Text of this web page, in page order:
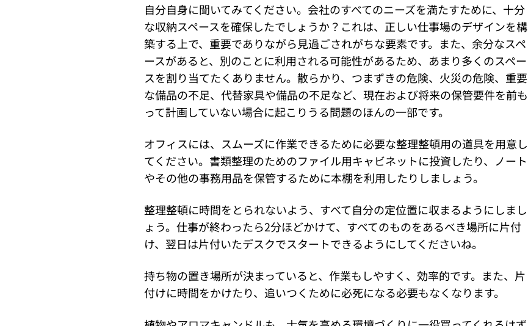
自分自身に聞いてみてください。会社のすべてのニーズを満たすために、十分
な収納スペースを確保したでしょうか？これは、正しい仕事場のデザインを構
築する上で、重要でありながら見過ごされがちな要素です。また、余分なスペ
ースがあると、別のことに利用される可能性があるため、あまり多くのスペー
スを割り当てたくありません。散らかり、つまずきの危険、火災の危険、重要
な備品の不足、代替家具や備品の不足など、現在および将来の保管要件を前も
って計画していない場合に起こりうる問題のほんの一部です。
オフィスには、スムーズに作業できるために必要な整理整頓用の道具を用意し
てください。書類整理のためのファイル用キャビネットに投資したり、ノート
やその他の事務用品を保管するために本棚を利用したりしましょう。
整理整頓に時間をとられないよう、すべて自分の定位置に収まるようにしまし
ょう。仕事が終わったら2分ほどかけて、すべてのものをあるべき場所に片付
け、翌日は片付いたデスクでスタートできるようにしてくださいね。
持ち物の置き場所が決まっていると、作業もしやすく、効率的です。また、片
付けに時間をかけたり、追いつくために必死になる必要もなくなります。